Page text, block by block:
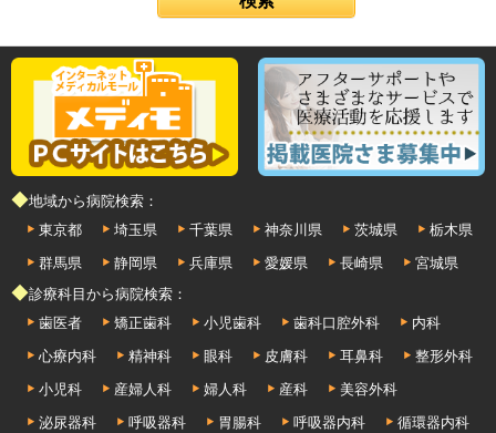
◆地域から病院検索：
東京都
埼玉県 千葉県 神奈川県 茨城県
栃木県
群馬県
静岡県 兵庫県 愛媛県 長崎県
宮城県
◆診療科目から病院検索：
歯医者
矯正歯科 小児歯科 歯科口腔外科
内科
心療内科
精神科 眼科 皮膚科 耳鼻科
整形外科
小児科
産婦人科 婦人科 産科
美容外科
泌尿器科
呼吸器科 胃腸科 呼吸器内科 循環器内科